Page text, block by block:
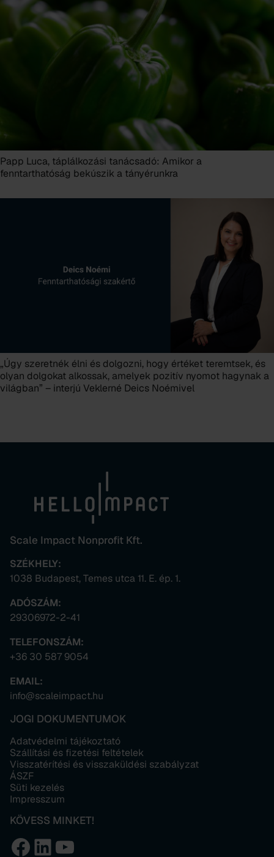
Papp Luca, táplálkozási tanácsadó: Amikor a
fenntarthatóság bekúszik a tányérunkra
„Úgy szeretnék élni és dolgozni, hogy értéket teremtsek, és
olyan dolgokat alkossak, amelyek pozitív nyomot hagynak a
világban” – interjú Veklerné Deics Noémivel
Scale Impact Nonprofit Kft.
SZÉKHELY:
1038 Budapest, Temes utca 11. E. ép. 1.
ADÓSZÁM:
29306972-2-41
TELEFONSZÁM:
+36 30 587 9054
EMAIL:
info@scaleimpact.hu
JOGI DOKUMENTUMOK
Adatvédelmi tájékoztató
Szállítási és fizetési feltételek
Visszatérítési és visszaküldési szabályzat
ÁSZF
Süti kezelés
Impresszum
KÖVESS MINKET!
Facebook LinkedIn YouTube